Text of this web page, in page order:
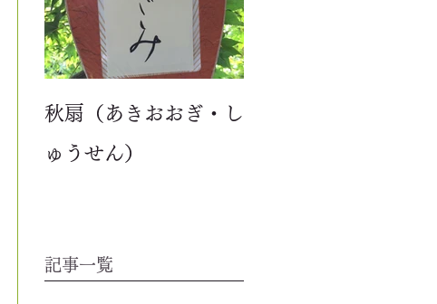
秋扇（あきおおぎ・し
ゅうせん）
記事一覧